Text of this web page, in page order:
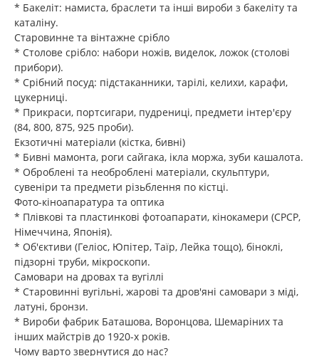
* Бакеліт: намиста, браслети та інші вироби з бакеліту та
каталіну.
Старовинне та вінтажне срібло
* Столове срібло: набори ножів, виделок, ложок (столові
прибори).
* Срібний посуд: підстаканники, тарілі, келихи, карафи,
цукерниці.
* Прикраси, портсигари, пудрениці, предмети інтер'єру
(84, 800, 875, 925 проби).
Екзотичні матеріали (кістка, бивні)
* Бивні мамонта, роги сайгака, ікла моржа, зуби кашалота.
* Оброблені та необроблені матеріали, скульптури,
сувеніри та предмети різьблення по кістці.
Фото-кіноапаратура та оптика
* Плівкові та пластинкові фотоапарати, кінокамери (СРСР,
Німеччина, Японія).
* Об'єктиви (Геліос, Юпітер, Таїр, Лейка тощо), біноклі,
підзорні труби, мікроскопи.
Самовари на дровах та вугіллі
* Старовинні вугільні, жарові та дров'яні самовари з міді,
латуні, бронзи.
* Вироби фабрик Баташова, Воронцова, Шемаріних та
інших майстрів до 1920-х років.
Чому варто звернутися до нас?